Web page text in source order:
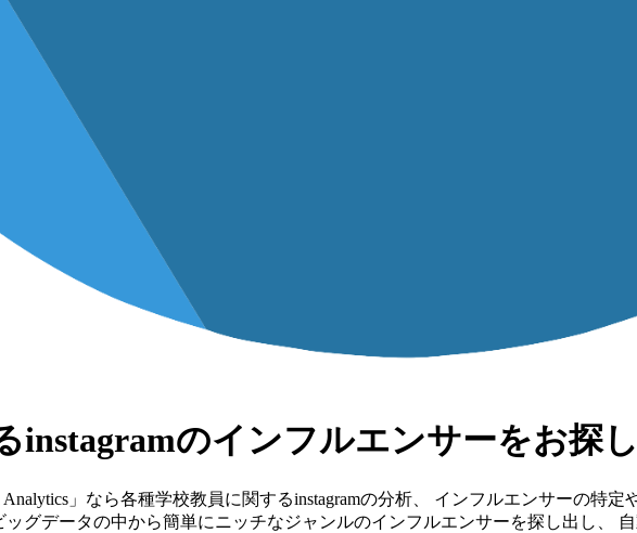
instagramのインフルエンサーをお探
」なら各種学校教員に関するinstagramの分析、 インフルエンサーの特
グデータの中から簡単にニッチなジャンルのインフルエンサーを探し出し、